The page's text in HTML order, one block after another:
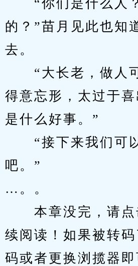
“你们是什么人
的？”苗月见此也知
去。
“大长老，做人
得意忘形，太过于
是什么好事。”
“接下来我们可以
吧。”
…。。
本章没完，请点
续阅读！如果被转
码或者更换浏揽器即